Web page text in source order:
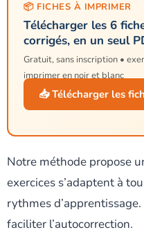
📦 FICHES À IMPRIMER
Télécharger les 6
corrigés, en un seul
Gratuit, sans inscription •
imprimer en noir et blanc
📥 Télécharger les
Notre méthode propose
exercices s’adaptent à
rythmes
faciliter l’autocorrection.